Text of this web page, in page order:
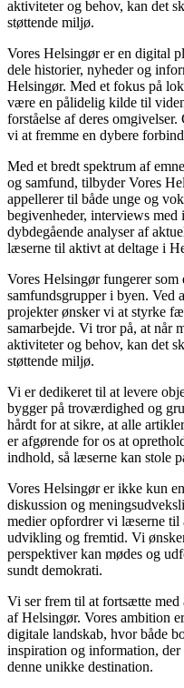
aktiviteter og behov, kan det
støttende miljø.
Vores Helsingør er en digital
dele historier, nyheder og
Helsingør. Med et fokus på
være en pålidelig kilde til
forståelse af deres
vi at fremme en dybere
Med et bredt spektrum af
og samfund, tilbyder Vores
appellerer til både unge og
begivenheder, interviews med
dybdegående analyser af
læserne til aktivt at deltage i
Vores Helsingør fungerer
samfundsgrupper i byen.
projekter ønsker vi at styrke
samarbejde. Vi tror på, at når
aktiviteter og behov, kan det
støttende miljø.
Vi er dedikeret til at levere
bygger på troværdighed og
hårdt for at sikre, at alle
er afgørende for os at
indhold, så læserne kan stole
Vores Helsingør er ikke kun
diskussion og
medier opfordrer vi læserne til
udvikling og fremtid. Vi
perspektiver kan mødes og
sundt demokrati.
Vi ser frem til at fortsætte med
af Helsingør. Vores ambition
digitale landskab, hvor både
inspiration og information, der
denne unikke destination.